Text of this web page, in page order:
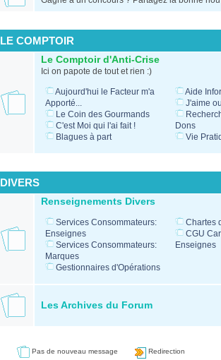
LE COMPTOIR
Le Comptoir d'Anti-Crise
Ici on papote de tout et rien :)
Aujourd'hui le Facteur m'a
Apporté...
Le Coin des Gourmands
C'est Moi qui l'ai fait !
Blagues à part
Aide
J'aime
Dons
Vie
DIVERS
Renseignements Divers
Services Consommateurs:
Enseignes
Services Consommateurs:
Marques
Gestionnaires d'Opérations
Chartes
CGU
Enseignes
Les Archives du Forum
Pas de nouveau message Redirection